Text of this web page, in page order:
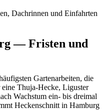
Dachrinnen und Einfahrten
— Fristen und
Gartenarbeiten, die
eine Thuja-Hecke, Liguster
Wachstum ein- bis dreimal
Heckenschnitt in Hamburg